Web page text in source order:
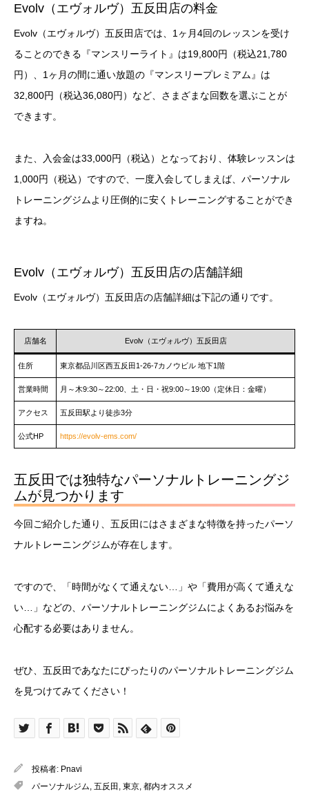
Evolv（エヴォルヴ）五反田店の料金
Evolv（エヴォルヴ）五反田店では、1ヶ月4回のレッスンを受け
ることのできる『マンスリーライト』は19,800円（税込21,780
円）、1ヶ月の間に通い放題の『マンスリープレミアム』は
32,800円（税込36,080円）など、さまざまな回数を選ぶことが
できます。
また、入会金は33,000円（税込）となっており、体験レッスンは
1,000円（税込）ですので、一度入会してしまえば、パーソナル
トレーニングジムより圧倒的に安くトレーニングすることができ
ますね。
Evolv（エヴォルヴ）五反田店の店舗詳細
Evolv（エヴォルヴ）五反田店の店舗詳細は下記の通りです。
店舗名 Evolv（エヴォルヴ）五反田店
住所 東京都品川区西五反田1-26-7カノウビル 地下1階
営業時間 月～木9:30～22:00、土・日・祝9:00～19:00（定休日：金曜）
アクセス 五反田駅より徒歩3分
公式HP https://evolv-ems.com/
五反田では独特なパーソナルトレーニングジ
ムが見つかります
今回ご紹介した通り、五反田にはさまざまな特徴を持ったパーソ
ナルトレーニングジムが存在します。
ですので、「時間がなくて通えない…」や「費用が高くて通えな
い…」などの、パーソナルトレーニングジムによくあるお悩みを
心配する必要はありません。
ぜひ、五反田であなたにぴったりのパーソナルトレーニングジム
を見つけてみてください！
投稿者: Pnavi
パーソナルジム 五反田 東京 都内オススメ